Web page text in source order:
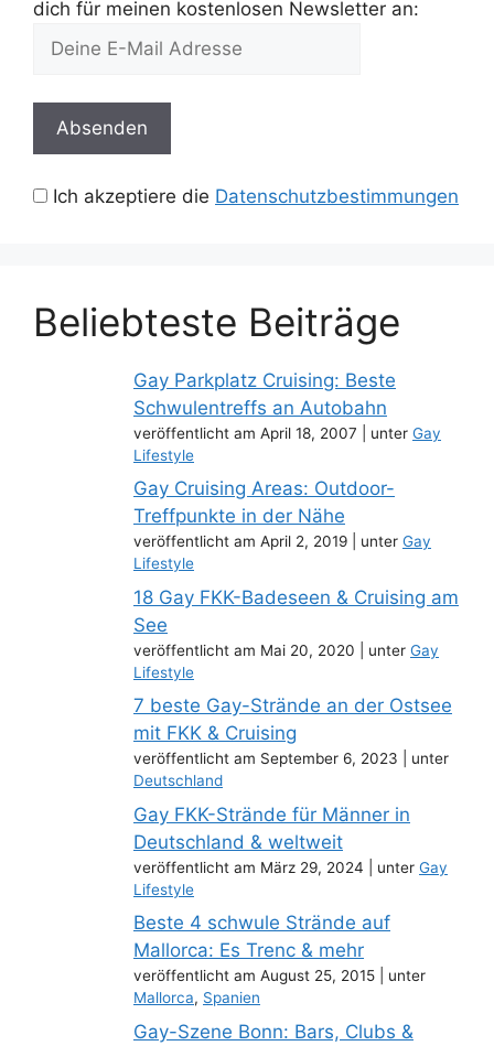
dich für meinen kostenlosen Newsletter an:
Ich akzeptiere die Datenschutzbestimmungen
Beliebteste Beiträge
Gay Parkplatz Cruising: Beste
Schwulentreffs an Autobahn
veröffentlicht am April 18, 2007 unter Gay
Lifestyle
Gay Cruising Areas: Outdoor-
Treffpunkte in der Nähe
veröffentlicht am April 2, 2019 unter Gay
Lifestyle
18 Gay FKK-Badeseen & Cruising am
See
veröffentlicht am Mai 20, 2020 unter Gay
Lifestyle
7 beste Gay-Strände an der Ostsee
mit FKK & Cruising
veröffentlicht am September 6, 2023
unter
Deutschland
Gay FKK-Strände für Männer in
Deutschland & weltweit
veröffentlicht am März 29, 2024 unter Gay
Lifestyle
Beste 4 schwule Strände auf
Mallorca: Es Trenc & mehr
veröffentlicht am August 25, 2015
unter
Mallorca, Spanien
Gay-Szene Bonn: Bars, Clubs &